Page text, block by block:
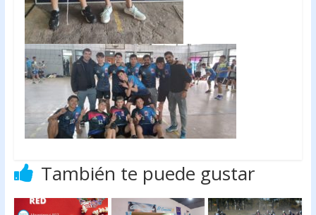
También te puede gustar